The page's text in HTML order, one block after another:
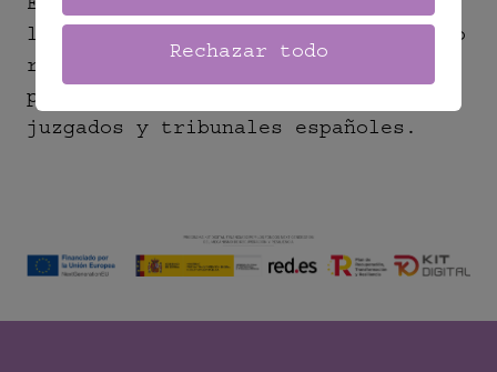
El presente Aviso Legal se rige por
la ley española. Cualquier conflicto
relacionado con el uso de esta
página será competencia de los
juzgados y tribunales españoles.
Rechazar todo